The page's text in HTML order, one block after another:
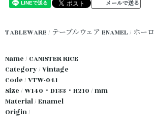
メールで送る
TABLEWARE / テーブルウェア ENAMEL / ホー
Name / CANISTER RICE
Category / Vintage
Code / VTW-041
Size / W140・D133・H210 / mm
Material / Enamel
Origin /